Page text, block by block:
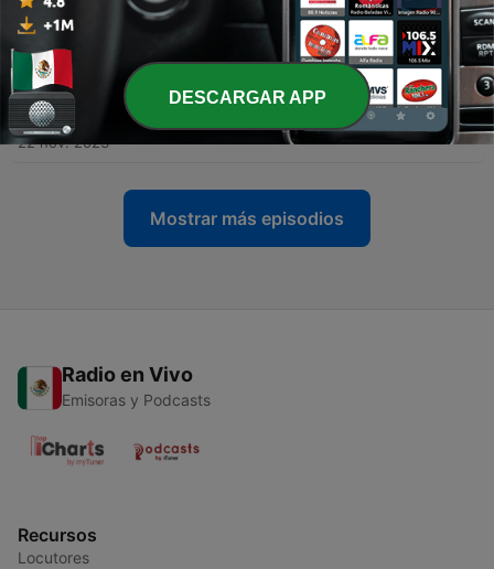
- El Lobby del Muñecón en W Radical con visitas...
02 mar. 2024
474 - Le Lounge King Vers. Francaise
22 nov. 2023
Mostrar más episodios
Radio en Vivo
Emisoras y Podcasts
Recursos
Locutores
DESCARGAR APP